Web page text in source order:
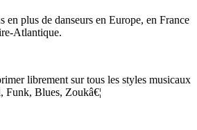
plus de danseurs en Europe, en France
Atlantique.
librement sur tous les styles musicaux
Funk, Blues, Zoukâ€¦